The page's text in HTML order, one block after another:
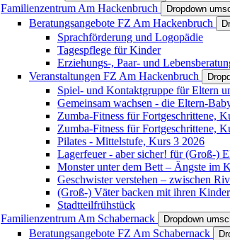
Familienzentrum Am Hackenbruch Dropdown
Beratungsangebote FZ Am Hackenbruch
Sprachförderung und Logopädie
Tagespflege für Kinder
Erziehungs-, Paar- und
Veranstaltungen FZ Am Hackenbruch
Spiel- und Kontaktgruppe für Eltern
Gemeinsam wachsen - die Eltern-
Zumba-Fitness für Fortgeschrittene,
Zumba-Fitness für Fortgeschrittene,
Pilates - Mittelstufe, Kurs 3 2026
Lagerfeuer - aber sicher! für (Groß-)
Monster unter dem Bett – Ängste im
Geschwister verstehen – zwischen
(Groß-) Väter backen mit ihren
Stadtteilfrühstück
Familienzentrum Am Schabernack
Dropdown
Beratungsangebote FZ Am Schabernack